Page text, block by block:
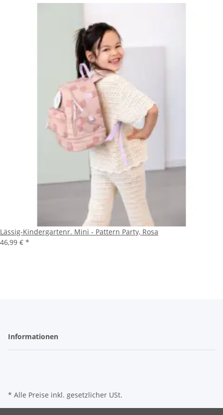
Lässig-Kindergartenr. Mini - Pattern Party, Rosa
46,99 € *
Informationen
* Alle Preise inkl. gesetzlicher USt.